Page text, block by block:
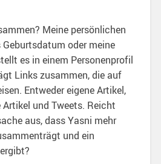
Meine persönlichen
oder meine
es in einem Personenprofil
Links zusammen, die auf
Entweder eigene Artikel,
und Tweets. Reicht
aus, dass Yasni mehr
und ein